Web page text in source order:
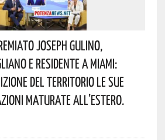
Joseph Gulino,
E Residente A Miami:
Del Territorio Le Sue
Maturate All’estero.